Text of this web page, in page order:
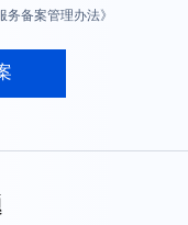
备案管理办法》